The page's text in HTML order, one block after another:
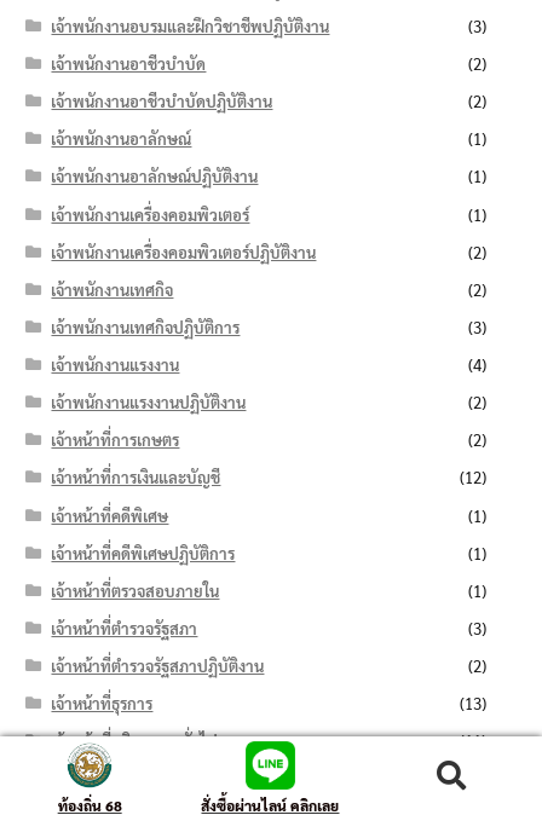
เจ้าพนักงานอบรมและฝึกวิชาชีพปฏิบัติงาน
(3)
เจ้าพนักงานอาชีวบำบัด
(2)
เจ้าพนักงานอาชีวบำบัดปฏิบัติงาน
(2)
เจ้าพนักงานอาลักษณ์
(1)
เจ้าพนักงานอาลักษณ์ปฏิบัติงาน
(1)
เจ้าพนักงานเครื่องคอมพิวเตอร์
(1)
เจ้าพนักงานเครื่องคอมพิวเตอร์ปฏิบัติงาน
(2)
เจ้าพนักงานเทศกิจ
(2)
เจ้าพนักงานเทศกิจปฏิบัติการ
(3)
เจ้าพนักงานแรงงาน
(4)
เจ้าพนักงานแรงงานปฏิบัติงาน
(2)
เจ้าหน้าที่การเกษตร
(2)
เจ้าหน้าที่การเงินและบัญชี
(12)
เจ้าหน้าที่คดีพิเศษ
(1)
เจ้าหน้าที่คดีพิเศษปฏิบัติการ
(1)
เจ้าหน้าที่ตรวจสอบภายใน
(1)
เจ้าหน้าที่ตำรวจรัฐสภา
(3)
เจ้าหน้าที่ตำรวจรัฐสภาปฏิบัติงาน
(2)
เจ้าหน้าที่ธุรการ
(13)
เจ้าหน้าที่บริหารงานทั่วไป
(11)
เจ้าหน้าที่บันทึกข้อมูล
ท้องถิ่น 68 สั่งซื้อผ่านไลน์ คลิกเลย